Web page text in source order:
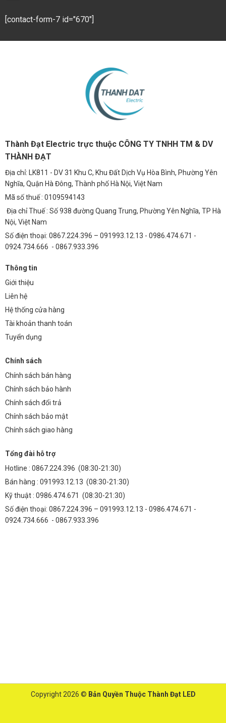
[contact-form-7 id="670"]
Thành Đạt Electric trực thuộc CÔNG TY TNHH TM & DV
THÀNH ĐẠT
Địa chỉ: LK811 - DV 31 Khu C, Khu Đất Dịch Vụ Hòa Bình, Phường Yên
Nghĩa, Quận Hà Đông, Thành phố Hà Nội, Việt Nam
Mã số thuế : 0109594143
Địa chỉ Thuế : Số 938 đường Quang Trung, Phường Yên Nghĩa, TP Hà
Nội, Việt Nam
Số điện thoại: 0867.224.396 – 091993.12.13 - 0986.474.671 -
0924.734.666 - 0867.933.396
Thông tin
Giới thiệu
Liên hệ
Hệ thống cửa hàng
Tài khoản thanh toán
Tuyển dụng
Chính sách
Chính sách bán hàng
Chính sách bảo hành
Chính sách đổi trả
Chính sách bảo mật
Chính sách giao hàng
Tổng đài hỗ trợ
Hotline : 0867.224.396 (08:30-21:30)
Bán hàng : 091993.12.13 (08:30-21:30)
Kỹ thuật : 0986.474.671 (08:30-21:30)
Số điện thoại: 0867.224.396 – 091993.12.13 - 0986.474.671 -
0924.734.666 - 0867.933.396
Copyright 2026 © Bản Quyền Thuộc Thành Đạt LED